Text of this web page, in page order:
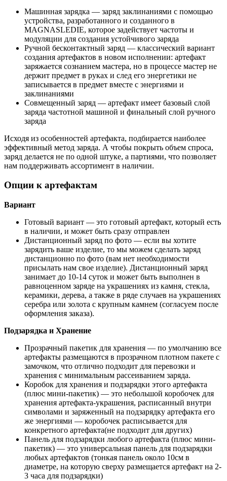
Машинная зарядка — заряд заклинаниями с помощью
устройства, разработанного и созданного в
MAGNASLEDIE, которое задействует частоты и
модуляции для создания устойчивого заряда
Ручной бесконтактный заряд — классический вариант
создания артефактов в новом исполнении: артефакт
заряжается сознанием мастера, но в процессе мастер не
держит предмет в руках и след его энергетики не
записывается в предмет вместе с энергиями и
заклинаниями
Совмещенный заряд — артефакт имеет базовый слой
заряда частотной машиной и финальный слой ручного
заряда
Исходя из особенностей артефакта, подбирается наиболее
эффективный метод заряда. А чтобы покрыть объем спроса,
заряд делается не по одной штуке, а партиями, что позволяет
нам поддерживать ассортимент в наличии.
Опции к артефактам
Вариант
Готовый вариант — это готовый артефакт, который есть
в наличии, и может быть сразу отправлен
Дистанционный заряд по фото — если вы хотите
зарядить ваше изделие, то мы можем сделать заряд
дистанционно по фото (вам нет необходимости
присылать нам свое изделие). Дистанционный заряд
занимает до 10-14 суток и может быть выполнен в
равноценном заряде на украшениях из камня, стекла,
керамики, дерева, а также в ряде случаев на украшениях
серебра или золота с крупным камнем (согласуем после
оформления заказа).
Подзарядка и Хранение
Прозрачный пакетик для хранения — по умолчанию все
артефакты размещаются в прозрачном плотном пакете с
замочком, что отлично подходит для перевозки и
хранения с минимальным рассеиванием заряда.
Коробок для хранения и подзарядки этого артефакта
(плюс мини-пакетик) — это небольшой коробочек для
хранения артефакта-украшения, расписанный внутри
символами и заряженный на подзарядку артефакта его
же энергиями — коробочек расписывается для
конкретного артефакта(не подходит для других)
Панель для подзарядки любого артефакта (плюс мини-
пакетик) — это универсальная панель для подзарядки
любых артефактов (тонкая панель около 10см в
диаметре, на которую сверху размещается артефакт на 2-
3 часа для подзарядки)